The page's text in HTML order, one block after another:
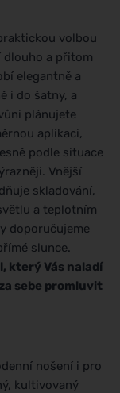
volbou
dlouho a přitom
elegantně a
i do šatny, a
plánujete
aplikaci,
podle situace
Vnější
skladování,
a teplotním
doporučujeme
slunce.
který Vás naladí
sebe promluvit
nošení i pro
kultivovaný